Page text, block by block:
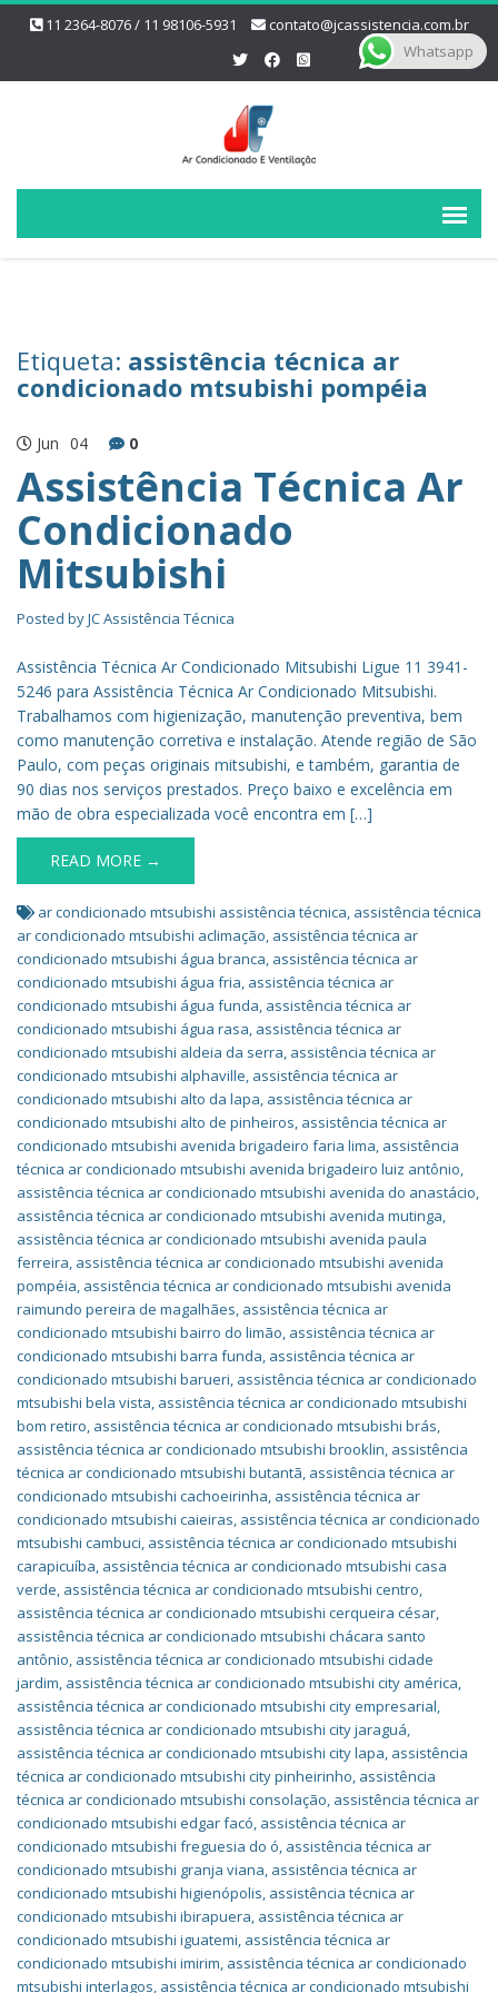
11 2364-8076 / 11 98106-5931 contato@jcassistencia.com.br
Etiqueta: assistência técnica ar
condicionado mtsubishi pompéia
Jun 04 0
Assistência Técnica Ar
Condicionado
Mitsubishi
Posted byJC Assistência Técnica
Assistência Técnica Ar Condicionado Mitsubishi Ligue 11 3941-
5246 para Assistência Técnica Ar Condicionado Mitsubishi.
Trabalhamos com higienização, manutenção preventiva, bem
como manutenção corretiva e instalação. Atende região de São
Paulo, com peças originais mitsubishi, e também, garantia de
90 dias nos serviços prestados. Preço baixo e excelência em
mão de obra especializada você encontra em […]
READ MORE →
ar condicionado mtsubishi assistência técnica, assistência técnica
ar condicionado mtsubishi aclimação, assistência técnica ar
condicionado mtsubishi água branca, assistência técnica ar
condicionado mtsubishi água fria, assistência técnica ar
condicionado mtsubishi água funda, assistência técnica ar
condicionado mtsubishi água rasa, assistência técnica ar
condicionado mtsubishi aldeia da serra, assistência técnica ar
condicionado mtsubishi alphaville, assistência técnica ar
condicionado mtsubishi alto da lapa, assistência técnica ar
condicionado mtsubishi alto de pinheiros, assistência técnica ar
condicionado mtsubishi avenida brigadeiro faria lima, assistência
técnica ar condicionado mtsubishi avenida brigadeiro luiz antônio,
assistência técnica ar condicionado mtsubishi avenida do anastácio,
assistência técnica ar condicionado mtsubishi avenida mutinga,
assistência técnica ar condicionado mtsubishi avenida paula
ferreira, assistência técnica ar condicionado mtsubishi avenida
pompéia, assistência técnica ar condicionado mtsubishi avenida
raimundo pereira de magalhães, assistência técnica ar
condicionado mtsubishi bairro do limão, assistência técnica ar
condicionado mtsubishi barra funda, assistência técnica ar
condicionado mtsubishi barueri, assistência técnica ar condicionado
mtsubishi bela vista, assistência técnica ar condicionado mtsubishi
bom retiro, assistência técnica ar condicionado mtsubishi brás,
assistência técnica ar condicionado mtsubishi brooklin, assistência
técnica ar condicionado mtsubishi butantã, assistência técnica ar
condicionado mtsubishi cachoeirinha, assistência técnica ar
condicionado mtsubishi caieiras, assistência técnica ar condicionado
mtsubishi cambuci, assistência técnica ar condicionado mtsubishi
carapicuíba, assistência técnica ar condicionado mtsubishi casa
verde, assistência técnica ar condicionado mtsubishi centro,
assistência técnica ar condicionado mtsubishi cerqueira césar,
assistência técnica ar condicionado mtsubishi chácara santo
antônio, assistência técnica ar condicionado mtsubishi cidade
jardim, assistência técnica ar condicionado mtsubishi city américa,
assistência técnica ar condicionado mtsubishi city empresarial,
assistência técnica ar condicionado mtsubishi city jaraguá,
assistência técnica ar condicionado mtsubishi city lapa, assistência
técnica ar condicionado mtsubishi city pinheirinho, assistência
técnica ar condicionado mtsubishi consolação, assistência técnica ar
condicionado mtsubishi edgar facó, assistência técnica ar
condicionado mtsubishi freguesia do ó, assistência técnica ar
condicionado mtsubishi granja viana, assistência técnica ar
condicionado mtsubishi higienópolis, assistência técnica ar
condicionado mtsubishi ibirapuera, assistência técnica ar
condicionado mtsubishi iguatemi, assistência técnica ar
condicionado mtsubishi imirim, assistência técnica ar condicionado
mtsubishi interlagos, assistência técnica ar condicionado mtsubishi
Whatsapp